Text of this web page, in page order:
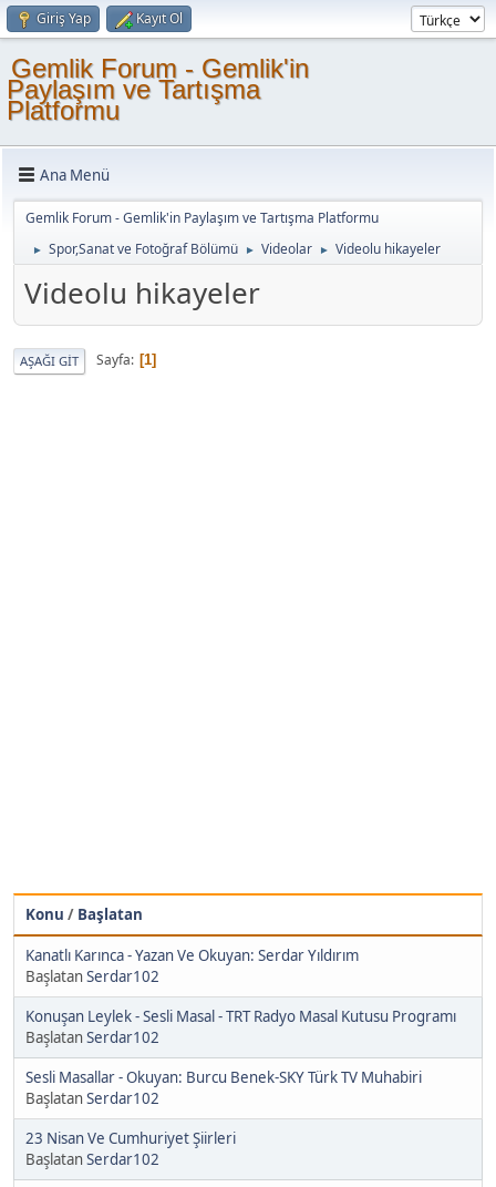
Giriş Yap Kayıt Ol
Gemlik Forum - Gemlik'in
Paylaşım ve Tartışma
Platformu
Ana Menü
Gemlik Forum - Gemlik'in Paylaşım ve Tartışma Platformu
► Spor,Sanat ve Fotoğraf Bölümü ► Videolar ► Videolu hikayeler
Videolu hikayeler
AŞAĞI GIT Sayfa 1
Konu / Başlatan
Kanatlı Karınca - Yazan Ve Okuyan: Serdar Yıldırım
BaşlatanSerdar102
Konuşan Leylek - Sesli Masal - TRT Radyo Masal Kutusu Programı
BaşlatanSerdar102
Sesli Masallar - Okuyan: Burcu Benek-SKY Türk TV Muhabiri
BaşlatanSerdar102
23 Nisan Ve Cumhuriyet Şiirleri
BaşlatanSerdar102